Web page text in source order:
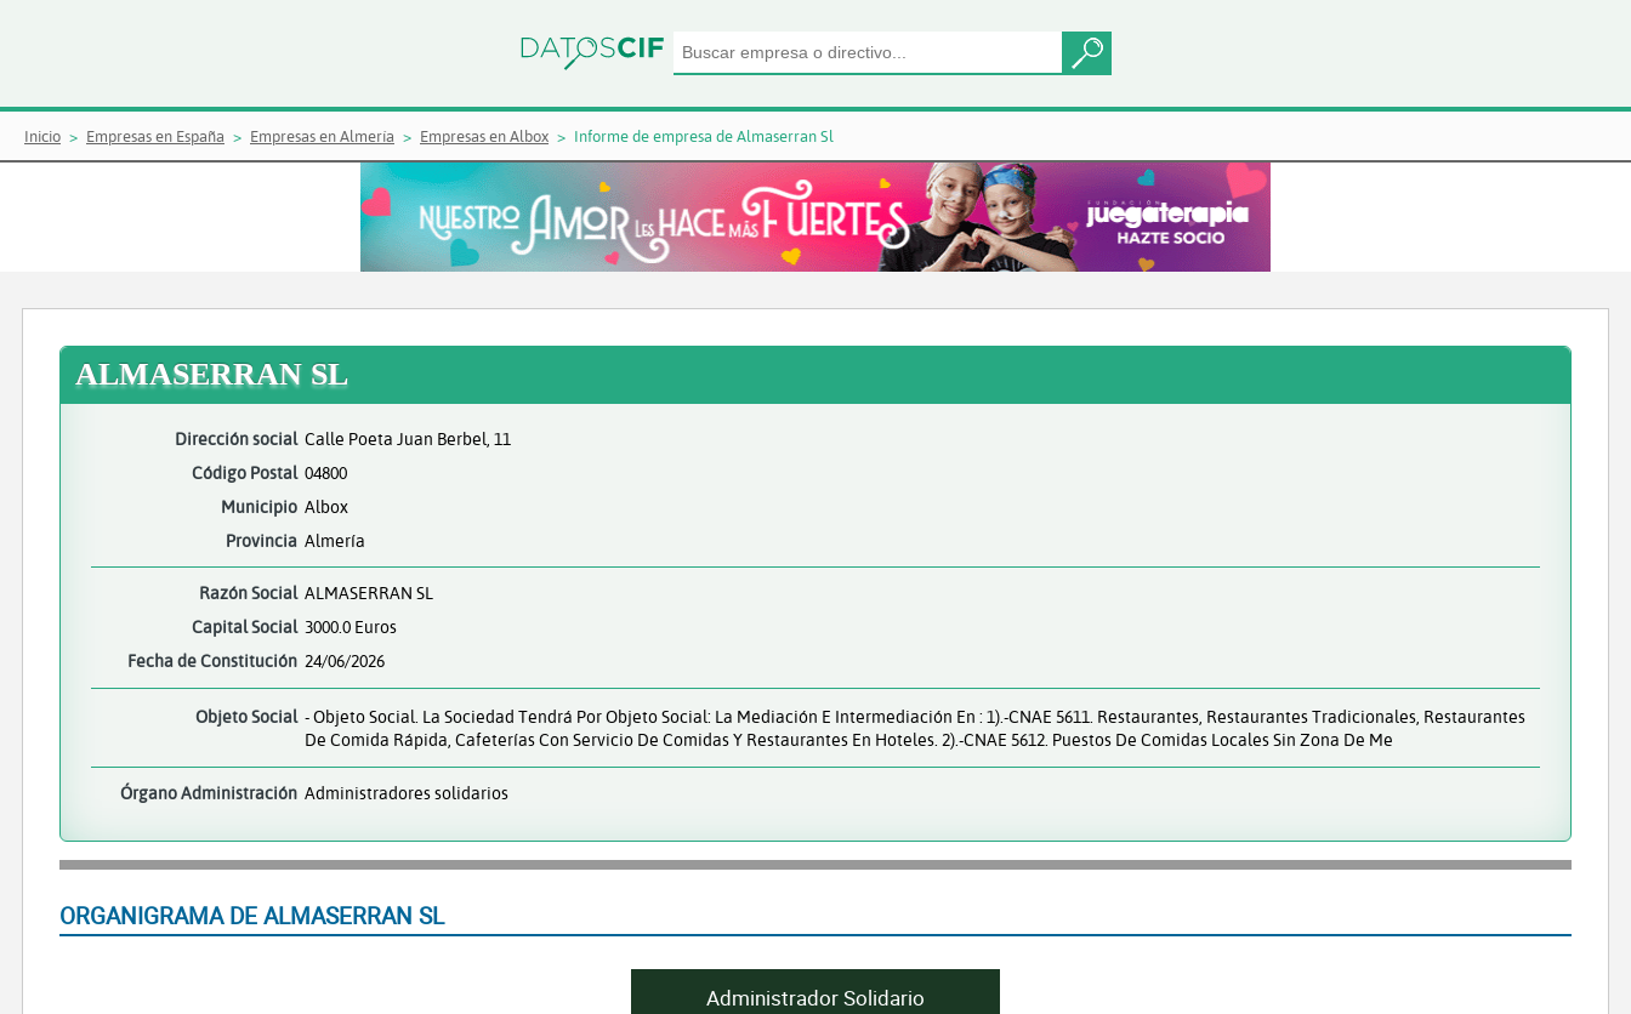
Inicio Empresas en España Empresas en Almería Empresas en Albox Informe de empresa de Almaserran Sl
ALMASERRAN SL
Dirección social Calle Poeta Juan Berbel, 11
Código Postal 04800
Municipio Albox
Provincia Almería
Razón Social ALMASERRAN SL
Capital Social 3000.0 Euros
Fecha de Constitución 24/06/2026
Objeto Social - Objeto Social. La Sociedad Tendrá Por Objeto Social: La Mediación E Intermediación En : 1).-CNAE 5611. Restaurantes, Restaurantes Tradicionales, Restaurantes
De Comida Rápida, Cafeterías Con Servicio De Comidas Y Restaurantes En Hoteles. 2).-CNAE 5612. Puestos De Comidas Locales Sin Zona De Me
Órgano Administración Administradores solidarios
ORGANIGRAMA DE ALMASERRAN SL
Administrador Solidario